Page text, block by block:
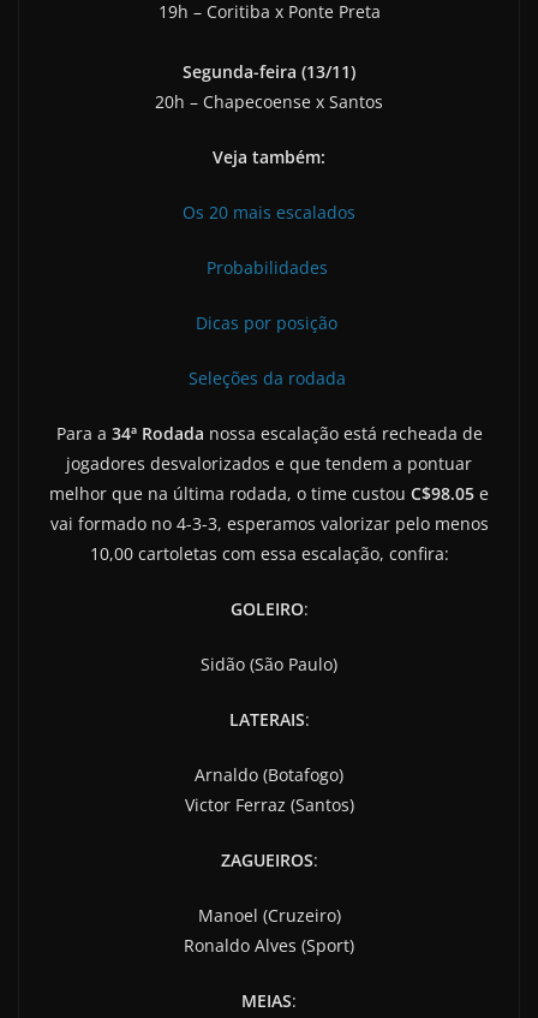
19h – Coritiba x Ponte Preta
Segunda-feira (13/11)
20h – Chapecoense x Santos
Veja também:
Os 20 mais escalados
Probabilidades
Dicas por posição
Seleções da rodada
Para a 34ª Rodada nossa escalação está recheada de
jogadores desvalorizados e que tendem a pontuar
melhor que na última rodada, o time custou C$98.05 e
vai formado no 4-3-3, esperamos valorizar pelo menos
10,00 cartoletas com essa escalação, confira:
GOLEIRO:
Sidão (São Paulo)
LATERAIS:
Arnaldo (Botafogo)
Victor Ferraz (Santos)
ZAGUEIROS:
Manoel (Cruzeiro)
Ronaldo Alves (Sport)
MEIAS: